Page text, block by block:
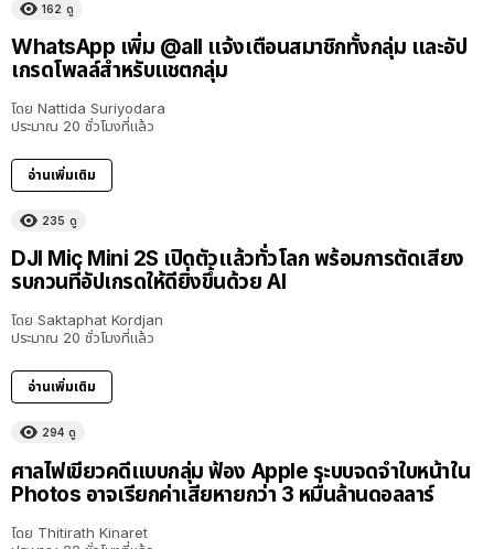
162 ดู
WhatsApp เพิ่ม @all แจ้งเตือนสมาชิกทั้งกลุ่ม และอัป
เกรดโพลล์สำหรับแชตกลุ่ม
โดย Nattida Suriyodara
ประมาณ 20 ชั่วโมงที่แล้ว
อ่านเพิ่มเติม
235 ดู
DJI Mic Mini 2S เปิดตัวแล้วทั่วโลก พร้อมการตัดเสียง
รบกวนที่อัปเกรดให้ดียิ่งขึ้นด้วย AI
โดย Saktaphat Kordjan
ประมาณ 20 ชั่วโมงที่แล้ว
อ่านเพิ่มเติม
294 ดู
ศาลไฟเขียวคดีแบบกลุ่ม ฟ้อง Apple ระบบจดจำใบหน้าใน
Photos อาจเรียกค่าเสียหายกว่า 3 หมื่นล้านดอลลาร์
โดย Thitirath Kinaret